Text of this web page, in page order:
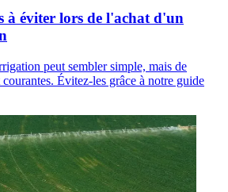
à éviter lors de l'achat d'un
peut sembler simple, mais de
Évitez-les grâce à notre guide